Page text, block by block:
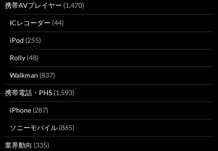
携帯AVプレイヤー (1,470)
ICレコーダー (44)
iPod (255)
Rolly (48)
Walkman (837)
携帯電話・PHS (1,593)
iPhone (287)
ソニーモバイル (865)
業界動向 (335)